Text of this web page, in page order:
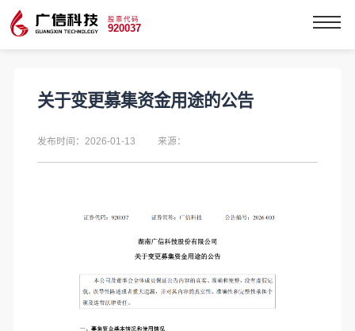
股票代码
920037
关于变更募集资金用途的公告
发布时间：2026-01-13 来源：